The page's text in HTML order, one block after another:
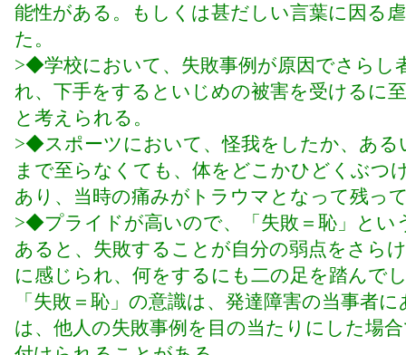
能性がある。もしくは甚だしい言葉に因る
た。
>◆学校において、失敗事例が原因でさらし
れ、下手をするといじめの被害を受けるに
と考えられる。
>◆スポーツにおいて、怪我をしたか、ある
まで至らなくても、体をどこかひどくぶつ
あり、当時の痛みがトラウマとなって残っ
>◆プライドが高いので、「失敗＝恥」とい
あると、失敗することが自分の弱点をさら
に感じられ、何をするにも二の足を踏んで
「失敗＝恥」の意識は、発達障害の当事者
は、他人の失敗事例を目の当たりにした場